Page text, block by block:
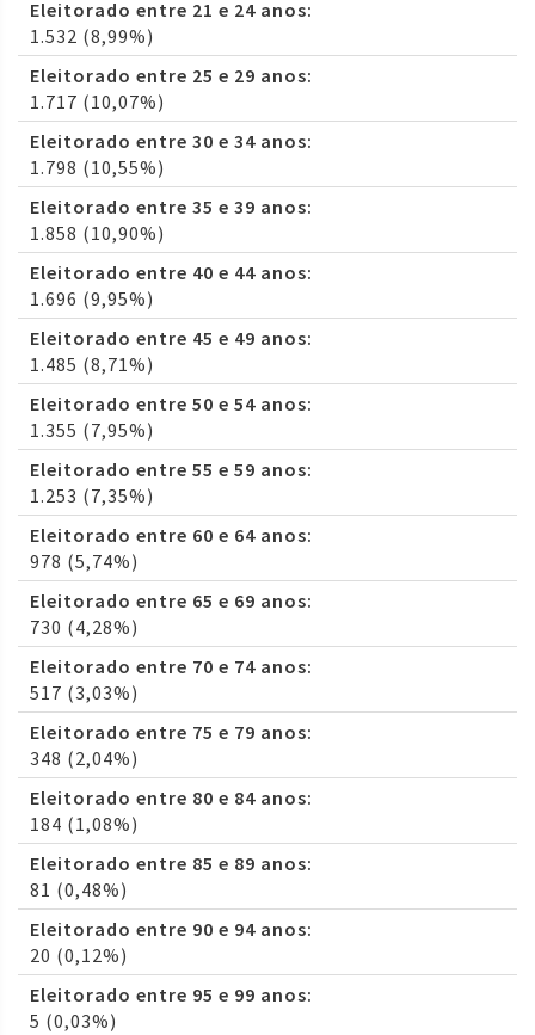
Eleitorado entre 21 e 24 anos:
1.532 (8,99%)
Eleitorado entre 25 e 29 anos:
1.717 (10,07%)
Eleitorado entre 30 e 34 anos:
1.798 (10,55%)
Eleitorado entre 35 e 39 anos:
1.858 (10,90%)
Eleitorado entre 40 e 44 anos:
1.696 (9,95%)
Eleitorado entre 45 e 49 anos:
1.485 (8,71%)
Eleitorado entre 50 e 54 anos:
1.355 (7,95%)
Eleitorado entre 55 e 59 anos:
1.253 (7,35%)
Eleitorado entre 60 e 64 anos:
978 (5,74%)
Eleitorado entre 65 e 69 anos:
730 (4,28%)
Eleitorado entre 70 e 74 anos:
517 (3,03%)
Eleitorado entre 75 e 79 anos:
348 (2,04%)
Eleitorado entre 80 e 84 anos:
184 (1,08%)
Eleitorado entre 85 e 89 anos:
81 (0,48%)
Eleitorado entre 90 e 94 anos:
20 (0,12%)
Eleitorado entre 95 e 99 anos:
5 (0,03%)